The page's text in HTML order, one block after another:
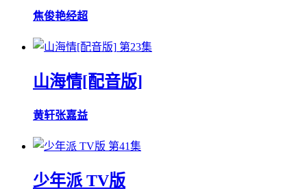
焦俊艳经超
第23集
山海情[配音版]
黄轩张嘉益
第41集
少年派 TV版